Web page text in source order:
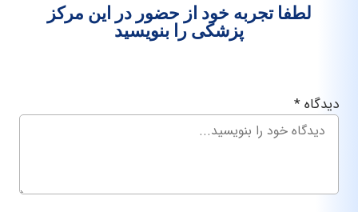
تجربه خود از حضور در این مرکز
پزشکی را بنویسید